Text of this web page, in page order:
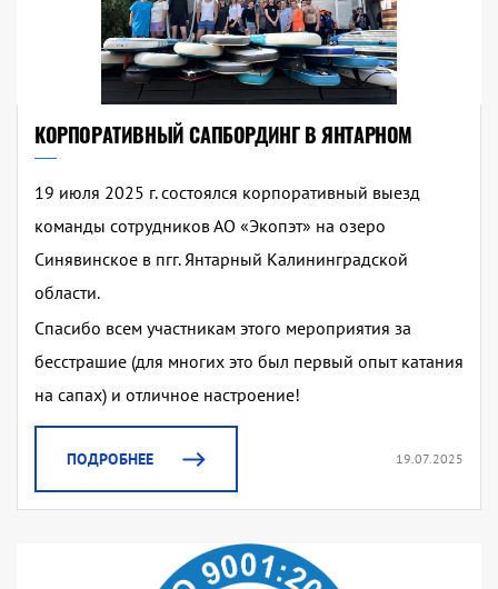
КОРПОРАТИВНЫЙ САПБОРДИНГ В ЯНТАРНОМ
19 июля 2025 г. состоялся корпоративный выезд
команды сотрудников АО «Экопэт» на озеро
Синявинское в пгг. Янтарный Калининградской
области.
Спасибо всем участникам этого мероприятия за
бесстрашие (для многих это был первый опыт катания
на сапах) и отличное настроение!
ПОДРОБНЕЕ 19.07.2025